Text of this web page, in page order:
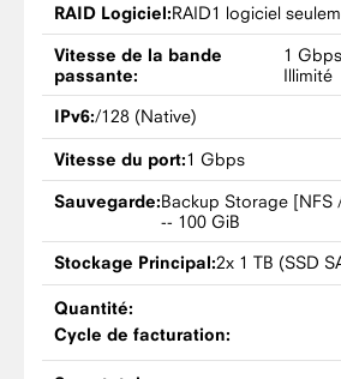
RAID Logiciel:RAID1 logiciel
Vitesse de la bande
passante:
1 Gbps
Illimité
IPv6:/128 (Native)
Vitesse du port:1 Gbps
Sauvegarde:Backup Storage [NFS
-- 100 GiB
Stockage Principal:2x 1 TB (SSD
Quantité:
Cycle de facturation: